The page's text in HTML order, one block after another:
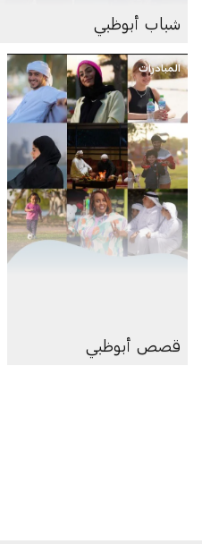
شباب أبوظبي
المبادرات
قصص أبوظبي